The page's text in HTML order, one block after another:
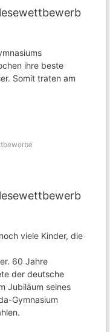
ihre beste
Somit traten am
viele Kinder, die
60 Jahre
der deutsche
Jubiläum seines
Gymnasium